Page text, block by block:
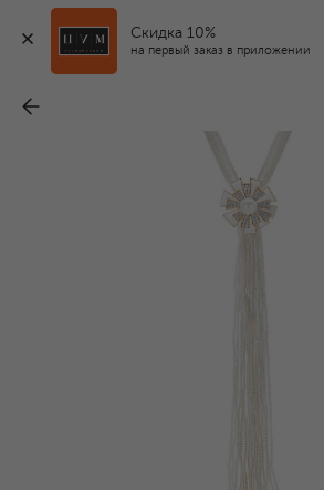
Скидка 10%
на первый заказ в приложении